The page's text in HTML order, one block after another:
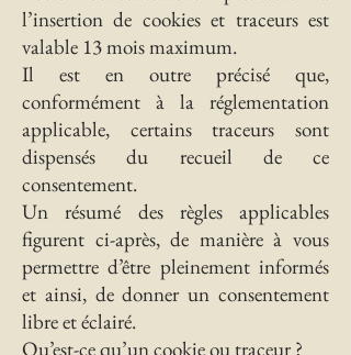
l’insertion de cookies et traceurs est
valable 13 mois maximum.
Il est en outre précisé que,
conformément à la réglementation
applicable, certains traceurs sont
dispensés du recueil de ce
consentement.
Un résumé des règles applicables
figurent ci-après, de manière à vous
permettre d’être pleinement informés
et ainsi, de donner un consentement
libre et éclairé.
Qu’est-ce qu’un cookie ou traceur ?